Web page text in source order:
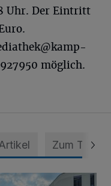
Uhr. Der Eintritt
möglich.
Zum Thema
der Stadt